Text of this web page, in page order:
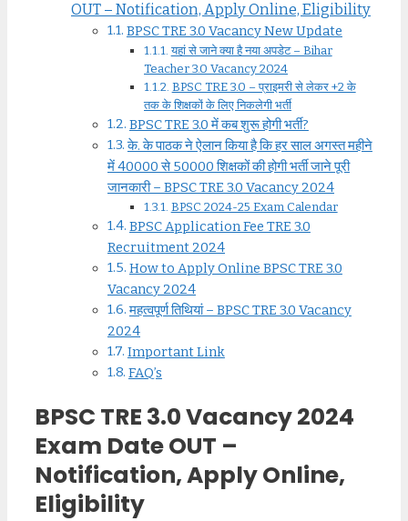
OUT – Notification, Apply Online, Eligibility
BPSC TRE 3.0 Vacancy New Update
यहां से जाने क्या है नया अपडेट – Bihar
Teacher 3.0 Vacancy 2024
BPSC TRE 3.0 – प्राइमरी से लेकर +2 के
तक के शिक्षकों के लिए निकलेगी भर्ती
BPSC TRE 3.0 में कब शुरू होगी भर्ती?
के. के पाठक ने ऐलान किया है कि हर साल अगस्त महीने
में 40000 से 50000 शिक्षकों की होगी भर्ती जाने पूरी
जानकारी – BPSC TRE 3.0 Vacancy 2024
BPSC 2024-25 Exam Calendar
BPSC Application Fee TRE 3.0
Recruitment 2024
How to Apply Online BPSC TRE 3.0
Vacancy 2024
महत्वपूर्ण तिथियां – BPSC TRE 3.0 Vacancy
2024
Important Link
FAQ’s
BPSC TRE 3.0 Vacancy 2024
Exam Date OUT –
Notification, Apply Online,
Eligibility